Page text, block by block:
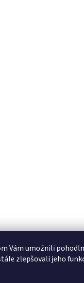
Vám umožnili
zlepšovali jeho